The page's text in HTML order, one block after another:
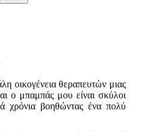
οικογένεια θεραπευτών μιας
ο μπαμπάς μου είναι σκύλοι
χρόνια βοηθώντας ένα πολύ